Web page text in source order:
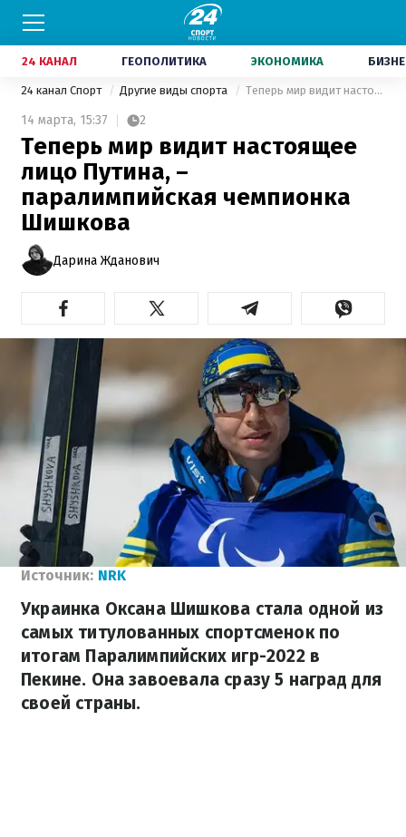
24 КАНАЛ ГЕОПОЛИТИКА ЭКОНОМИКА
24 канал Спорт Другие виды спорта Теперь мир видит настоящее лицо Путина, – паралимпийская чемпионка Шишкова
14 марта, 15:37 2
Теперь мир видит настоящее
лицо Путина, –
паралимпийская чемпионка
Шишкова
Дарина Жданович
Источник: NRK
Украинка Оксана Шишкова стала одной из
самых титулованных спортсменок по
итогам Паралимпийских игр-2022 в
Пекине. Она завоевала сразу 5 наград для
своей страны.